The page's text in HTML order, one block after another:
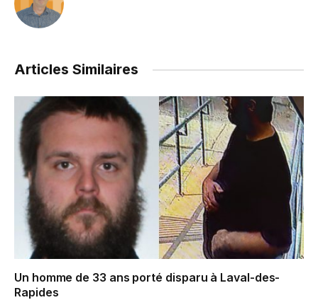
Articles Similaires
Un homme de 33 ans porté disparu à Laval-des-
Rapides